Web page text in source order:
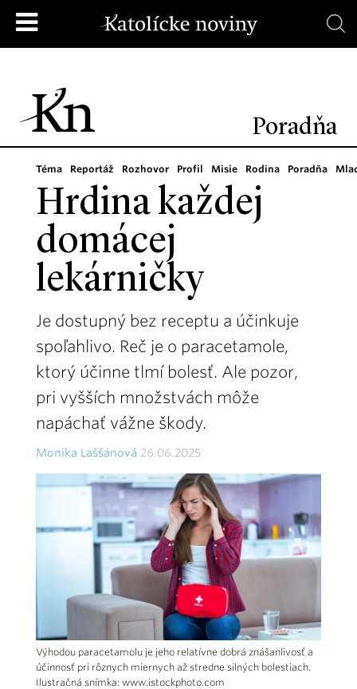
Poradňa
Téma Reportáž Rozhovor Profil Misie Rodina Poradňa
Hrdina každej
domácej
lekárničky
Je dostupný bez receptu a účinkuje
spoľahlivo. Reč je o paracetamole,
ktorý účinne tlmí bolesť. Ale pozor,
pri vyšších množstvách môže
napáchať vážne škody.
Monika Laššánová 26.06.2025
Výhodou paracetamolu je jeho relatívne dobrá znášanlivosť a
účinnosť pri rôznych miernych až stredne silných bolestiach.
Ilustračná snímka: www.istockphoto.com